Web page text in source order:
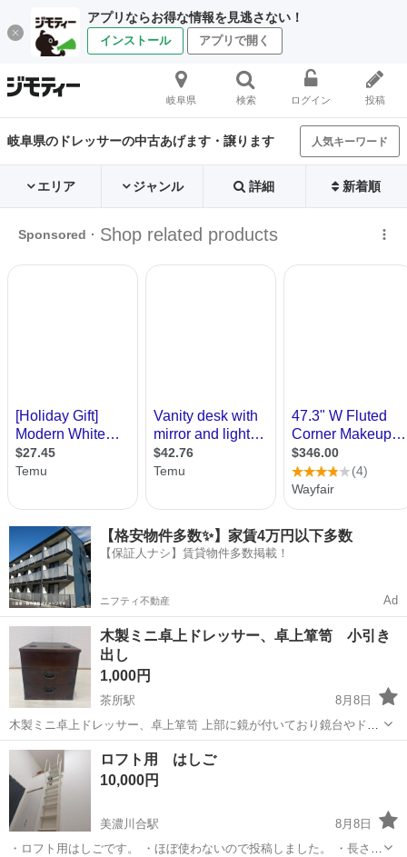
アプリならお得な情報を見逃さない！
インストール アプリで開く
岐阜県 検索 ログイン 投稿
岐阜県のドレッサーの中古あげます・譲ります 人気キーワード
エリア ジャンル 詳細 新着順
【格安物件多数✨】家賃4万円以下多数
【保証人ナシ】賃貸物件多数掲載！
ニフティ不動産 Ad
木製ミニ卓上ドレッサー、卓上箪笥 小引き
出し
1,000円
茶所駅
8月8日
木製ミニ卓上ドレッサー、卓上箪笥 上部に鏡が付いており鏡台やドレ
ッサー代わりとして 小物の整理にも使用できます。 傷、擦れ、汚れあ
ります。 引き出しの中も汚れあります。 サイズ 約：幅27㎝ 奥行
3...
岐阜 岐阜市 茶所駅
ロフト用 はしご
10,000円
美濃川合駅
8月8日
・ロフト用はしごです。 ・ほぼ使わないので投稿しました。 ・長さ